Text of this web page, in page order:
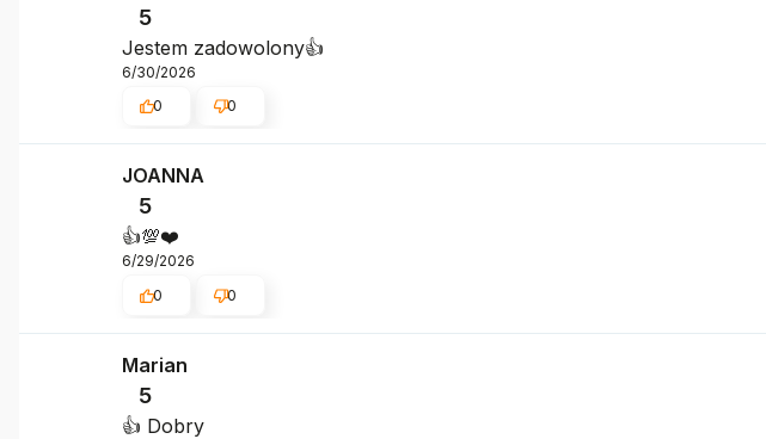
5
Jestem zadowolony👍️
6/30/2026
0
0
JOANNA
5
👍️💯❤️
6/29/2026
0
0
Marian
5
👍️ Dobry